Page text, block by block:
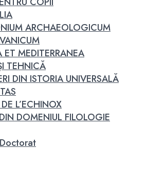
ARCHAEOLOGICUM
MEDITERRANEA
TEHNICĂ
DIN ISTORIA UNIVERSALĂ
L’ECHINOX
DOMENIUL FILOLOGIE